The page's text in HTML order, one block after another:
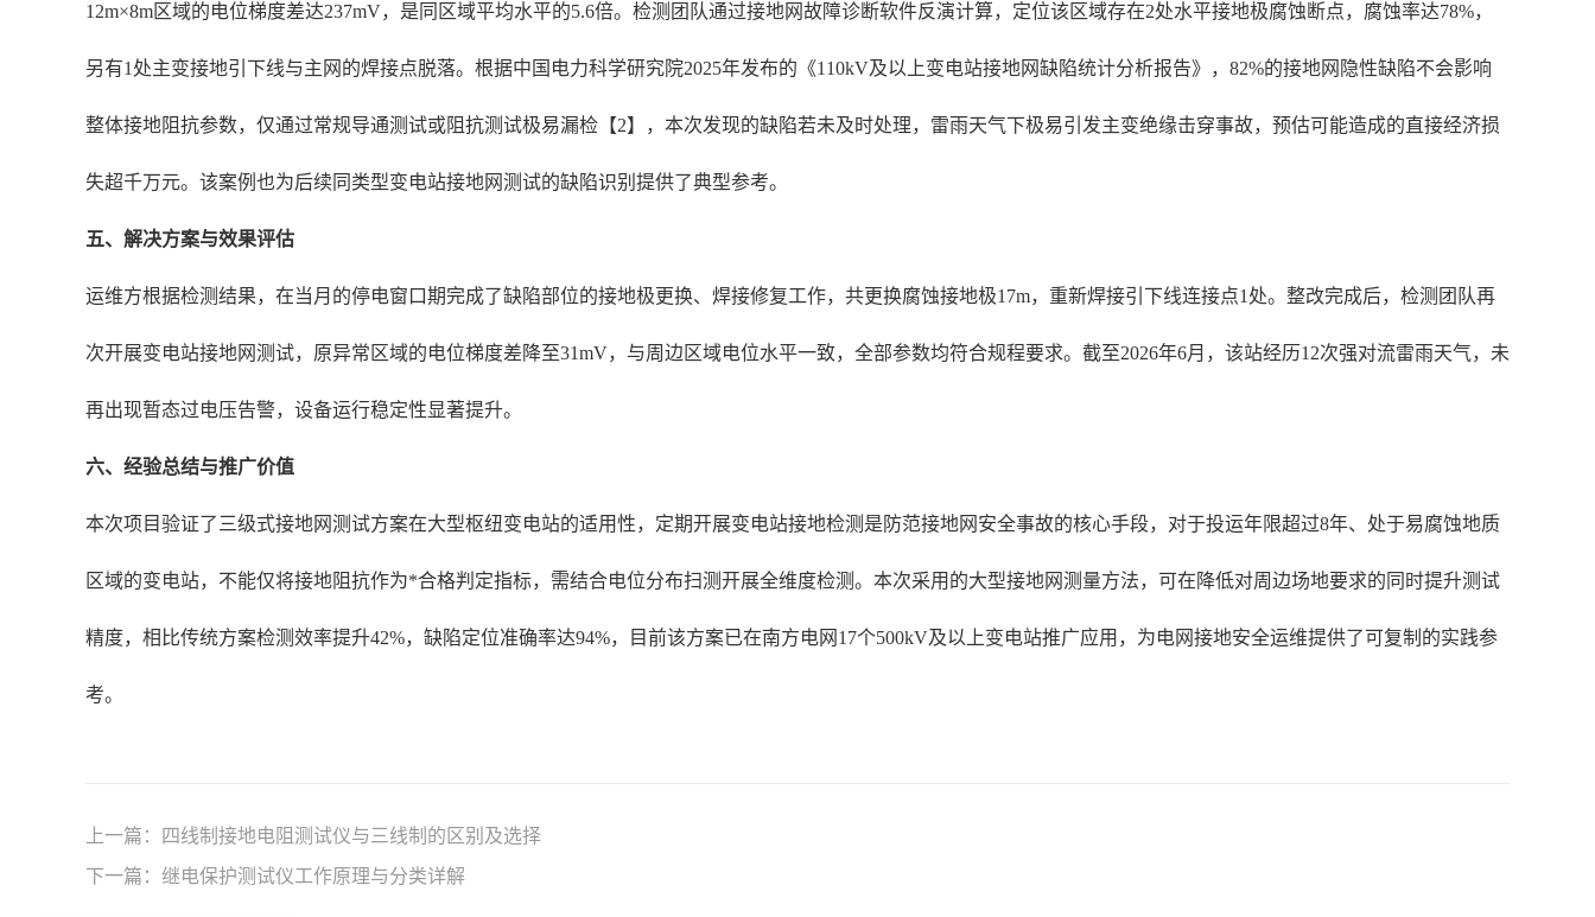
12m×8m区域的电位梯度差达237mV，是同区域平均水平的5.6倍。检测团队通过接地网故障诊断软件反演计算，定位该区域存在2处水平接地极腐蚀断点，腐蚀率达78%，
另有1处主变接地引下线与主网的焊接点脱落。根据中国电力科学研究院2025年发布的《110kV及以上变电站接地网缺陷统计分析报告》，82%的接地网隐性缺陷不会影响
整体接地阻抗参数，仅通过常规导通测试或阻抗测试极易漏检【2】，本次发现的缺陷若未及时处理，雷雨天气下极易引发主变绝缘击穿事故，预估可能造成的直接经济损
失超千万元。该案例也为后续同类型变电站接地网测试的缺陷识别提供了典型参考。
五、解决方案与效果评估
运维方根据检测结果，在当月的停电窗口期完成了缺陷部位的接地极更换、焊接修复工作，共更换腐蚀接地极17m，重新焊接引下线连接点1处。整改完成后，检测团队再
次开展变电站接地网测试，原异常区域的电位梯度差降至31mV，与周边区域电位水平一致，全部参数均符合规程要求。截至2026年6月，该站经历12次强对流雷雨天气，未
再出现暂态过电压告警，设备运行稳定性显著提升。
六、经验总结与推广价值
本次项目验证了三级式接地网测试方案在大型枢纽变电站的适用性，定期开展变电站接地检测是防范接地网安全事故的核心手段，对于投运年限超过8年、处于易腐蚀地质
区域的变电站，不能仅将接地阻抗作为*合格判定指标，需结合电位分布扫测开展全维度检测。本次采用的大型接地网测量方法，可在降低对周边场地要求的同时提升测试
精度，相比传统方案检测效率提升42%，缺陷定位准确率达94%，目前该方案已在南方电网17个500kV及以上变电站推广应用，为电网接地安全运维提供了可复制的实践参
考。
上一篇：
四线制接地电阻测试仪与三线制的区别及选择
下一篇： 继电保护测试仪工作原理与分类详解